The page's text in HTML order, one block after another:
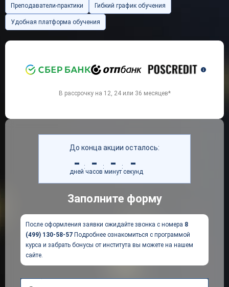
Преподаватели-практики Гибкий график обучения
Удобная платформа обучения
В рассрочку на 12, 24 или 36 месяцев*
До конца акции осталось:
-
дней
: -
часов
: -
минут
: -
секунд
Заполните форму
После оформления заявки ожидайте звонка с номера 8
(499) 130-58-57 Подробнее ознакомиться с программой
курса и забрать бонусы от института вы можете на нашем
сайте.